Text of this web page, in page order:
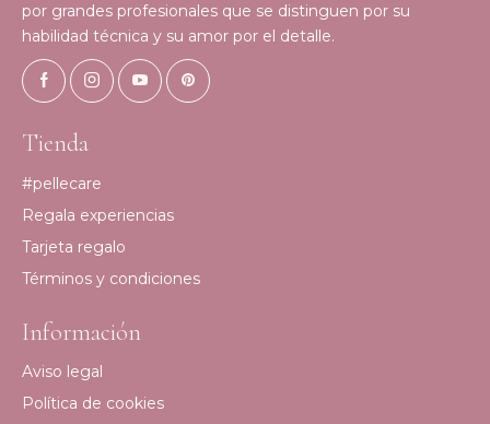
por grandes profesionales que se distinguen por su
habilidad técnica y su amor por el detalle.
Tienda
#pellecare
Regala experiencias
Tarjeta regalo
Términos y condiciones
Información
Aviso legal
Política de cookies